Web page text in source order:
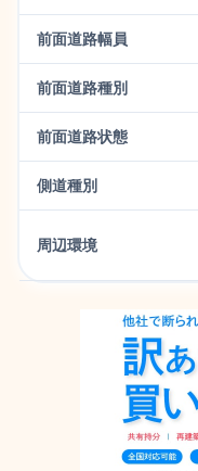
前面道路幅員
前面道路種別
前面道路状態
側道種別
周辺環境